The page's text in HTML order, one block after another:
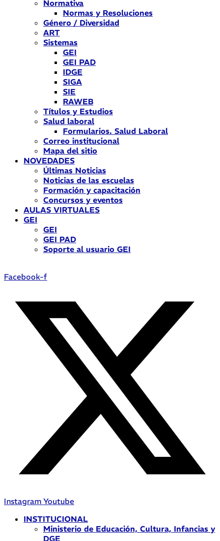
Normativa
Normas y Resoluciones
Género / Diversidad
ART
Sistemas
GEI
GEI PAD
IDGE
SIGA
SIE
RAWEB
Títulos y Estudios
Salud laboral
Formularios. Salud Laboral
Correo institucional
Mapa del sitio
NOVEDADES
Últimas Noticias
Noticias de las escuelas
Formación y capacitación
Concursos y eventos
AULAS VIRTUALES
GEI
GEI
GEI PAD
Soporte al usuario GEI
Facebook-f
Instagram Youtube
INSTITUCIONAL
Ministerio de Educación, Cultura, Infancias y
DGE